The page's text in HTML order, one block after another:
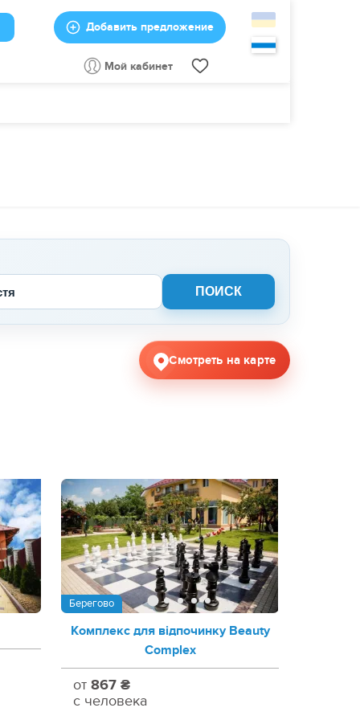
Добавить предложение
Мой кабинет
Смотреть на карте
Берегово
Комплекс для відпочинку Beauty
Complex
от 867 ₴
с человека